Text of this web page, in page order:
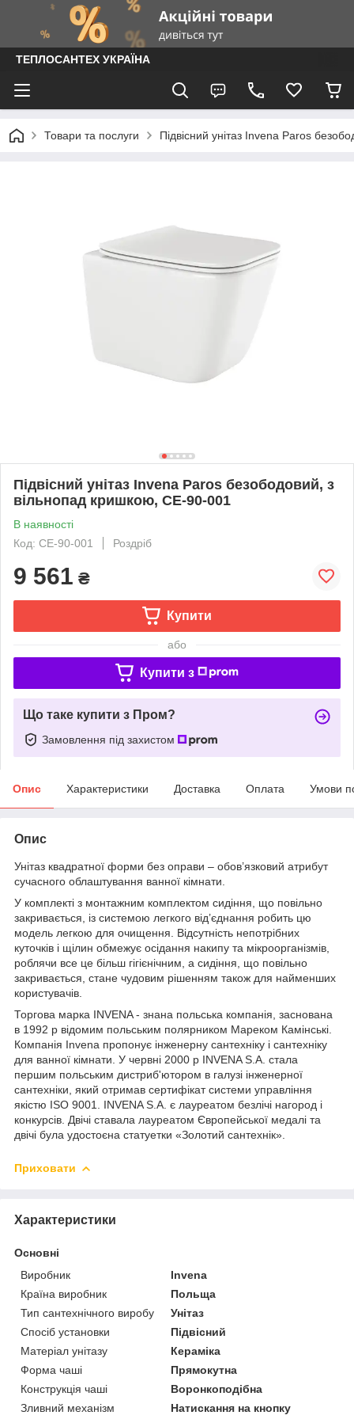
ТЕПЛОСАНТЕХ УКРАЇНА
Товари та послуги Підвісний унітаз Invena Paros
Підвісний унітаз Invena Paros безободовий, з
вільнопад кришкою, CE-90-001
В наявності
Код: CE-90-001
Роздріб
9 561 ₴
Купити
або
Купити з
Що таке купити з Пром?
Замовлення під захистом
Опис Характеристики Доставка Оплата Умови
Опис
Унітаз квадратної форми без оправи – обов’язковий атрибут
сучасного облаштування ванної кімнати.
У комплекті з монтажним комплектом сидіння, що повільно
закривається, із системою легкого від’єднання робить цю
модель легкою для очищення. Відсутність непотрібних
куточків і щілин обмежує осідання накипу та мікроорганізмів,
роблячи все це більш гігієнічним, а сидіння, що повільно
закривається, стане чудовим рішенням також для найменших
користувачів.
Торгова марка INVENA - знана польська компанія, заснована
в 1992 р відомим польським полярником Мареком Камінські.
Компанія Invena пропонує інженерну сантехніку і сантехніку
для ванної кімнати. У червні 2000 р INVENA S.A. стала
першим польським дистриб'ютором в галузі інженерної
сантехніки, який отримав сертифікат системи управління
якістю ISO 9001. INVENA S.A. є лауреатом безлічі нагород і
конкурсів. Двічі ставала лауреатом Європейської медалі та
двічі була удостоєна статуетки «Золотий сантехнік».
Приховати
Характеристики
Основні
Виробник
Invena
Країна виробник
Польща
Тип сантехнічного виробу
Унітаз
Спосіб установки
Підвісний
Матеріал унітазу
Кераміка
Форма чаші
Прямокутна
Конструкція чаші
Воронкоподібна
Зливний механізм
Натискання на кнопку